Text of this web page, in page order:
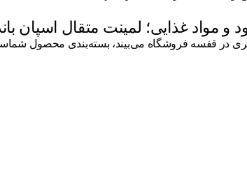
و مواد غذایی؛ لمینت متقال اسپان
در قفسه فروشگاه می‌بیند، بسته‌بندی محصول